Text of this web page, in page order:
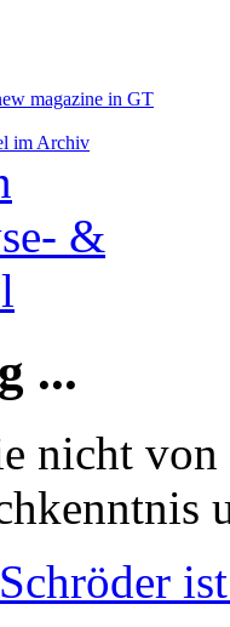
magazine in GT
im Archiv
...
nicht